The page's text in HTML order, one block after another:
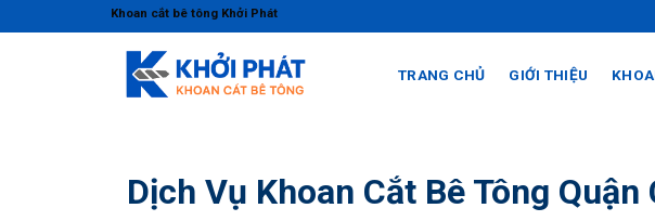
to
Khoan cắt bê tông Khởi Phát
TRANG CHỦ GIỚI THIỆU
Dịch Vụ Khoan Cắt Bê Tông